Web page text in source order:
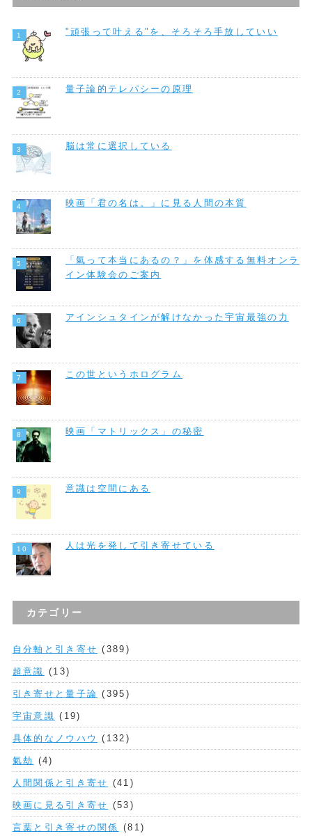
"頑張って叶える"を、そろそろ手放していい
量子論的テレパシーの原理
脳は常に選択している
映画「君の名は。」に見る人間の本質
「氣って本当にあるの？」を体感する無料オンラ
イン体験会のご案内
アインシュタインが解けなかった宇宙最強の力
この世というホログラム
映画「マトリックス」の秘密
意識は空間にある
人は光を発して引き寄せている
カテゴリー
自分軸と引き寄せ (389)
超意識 (13)
引き寄せと量子論 (395)
宇宙意識 (19)
具体的なノウハウ (132)
氣劫 (4)
人間関係と引き寄せ (41)
映画に見る引き寄せ (53)
言葉と引き寄せの関係 (81)